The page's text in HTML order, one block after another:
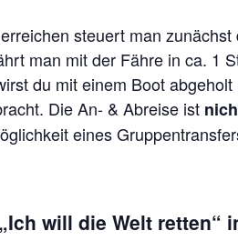
steuert man zunächst
man mit der Fähre in ca. 1
du mit einem Boot
Die An- & Abreise ist
eines
will die Welt retten“